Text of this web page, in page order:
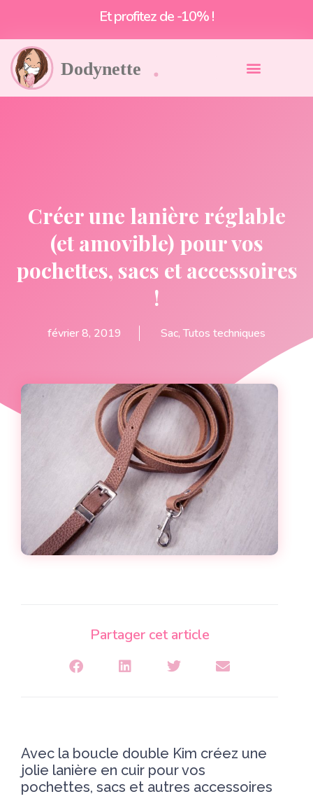
Livraison offerte à partir de 55€*
Créer une lanière réglable
(et amovible) pour vos
pochettes, sacs et accessoires
!
février 8, 2019 Sac,Tutos techniques
Partager cet article
Avec la boucle double Kim créez une
jolie lanière en cuir pour vos
pochettes, sacs et autres accessoires